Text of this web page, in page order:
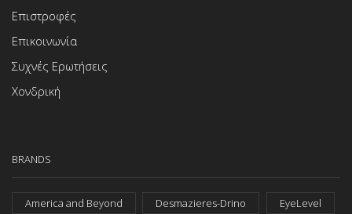
Επιστροφές
Επικοινωνία
Συχνές Ερωτήσεις
Χονδρική
BRANDS
America and Beyond Desmazieres-Drino EyeLevel